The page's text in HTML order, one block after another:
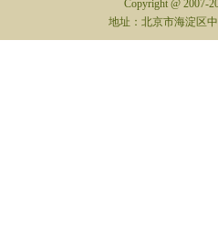
Copyright @ 2007-
地址：北京市海淀区